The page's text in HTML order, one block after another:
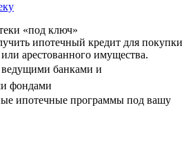
«под ключ»
ипотечный кредит для покупки
или арестованного имущества.
банками и
фондами
ипотечные программы под вашу